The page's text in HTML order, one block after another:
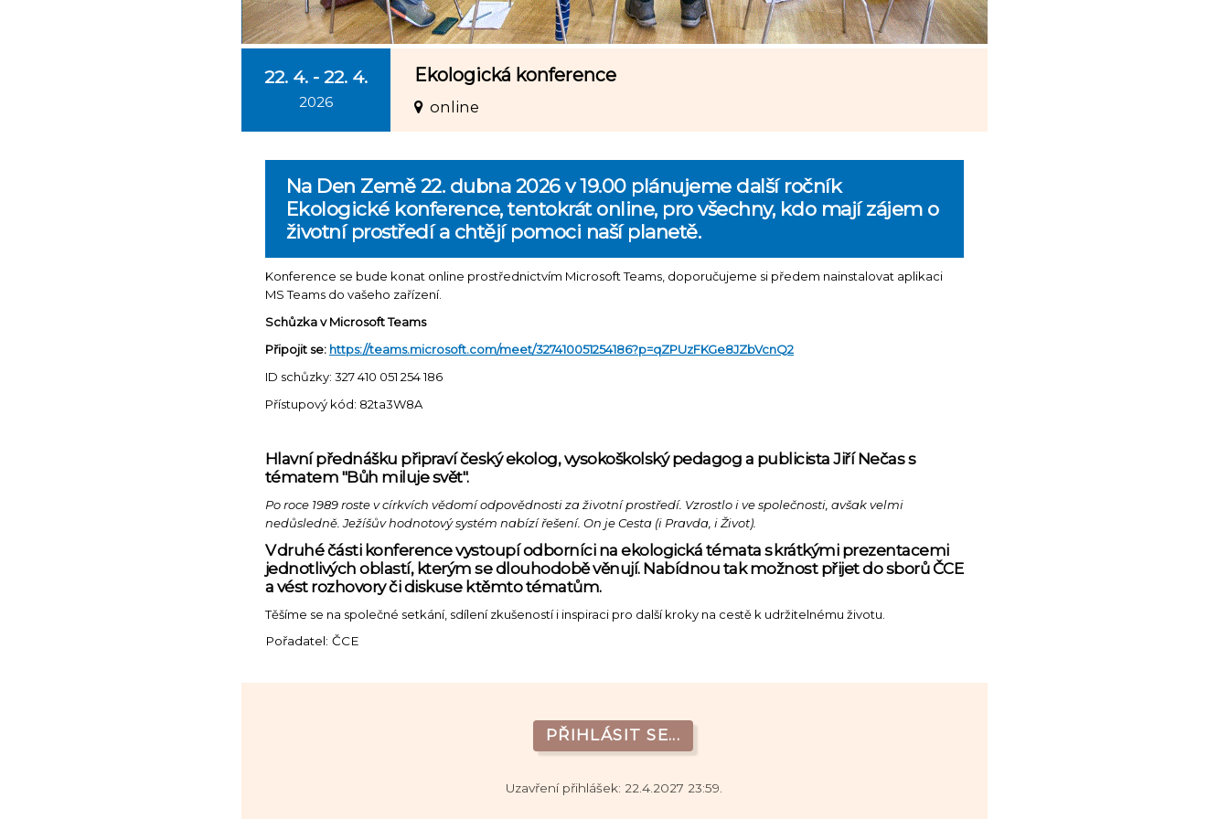
22. 4. - 22. 4.
2026
Ekologická konference
online
Na Den Země 22. dubna 2026 v 19.00 plánujeme další ročník
Ekologické konference, tentokrát online, pro všechny, kdo mají zájem o
životní prostředí a chtějí pomoci naší planetě.
Konference se bude konat online prostřednictvím Microsoft Teams, doporučujeme si předem nainstalovat aplikaci
MS Teams do vašeho zařízení.
Schůzka v Microsoft Teams
Připojit se: https://teams.microsoft.com/meet/327410051254186?p=qZPUzFKGe8JZbVcnQ2
ID schůzky: 327 410 051 254 186
Přístupový kód: 82ta3W8A
Hlavní přednášku připraví český ekolog, vysokoškolský pedagog a publicista Jiří Nečas s
tématem "Bůh miluje svět".
Po roce 1989 roste v církvích vědomí odpovědnosti za životní prostředí. Vzrostlo i ve společnosti, avšak velmi
nedůsledně. Ježíšův hodnotový systém nabízí řešení. On je Cesta (i Pravda, i Život).
V druhé části konference vystoupí odborníci na ekologická témata s krátkými prezentacemi
jednotlivých oblastí, kterým se dlouhodobě věnují. Nabídnou tak možnost přijet do sborů ČCE
a vést rozhovory či diskuse k těmto tématům.
Těšíme se na společné setkání, sdílení zkušeností i inspiraci pro další kroky na cestě k udržitelnému životu.
Pořadatel: ČCE
PŘIHLÁSIT SE...
Uzavření přihlášek: 22.4.2027 23:59.